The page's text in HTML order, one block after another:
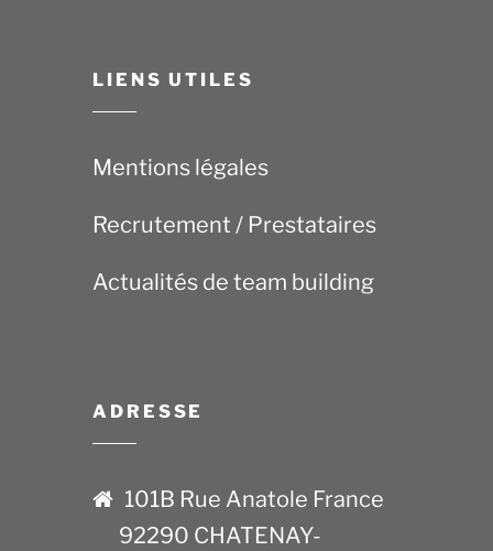
LIENS UTILES
Mentions légales
Recrutement / Prestataires
Actualités de team building
ADRESSE
101B Rue Anatole France
92290 CHATENAY-